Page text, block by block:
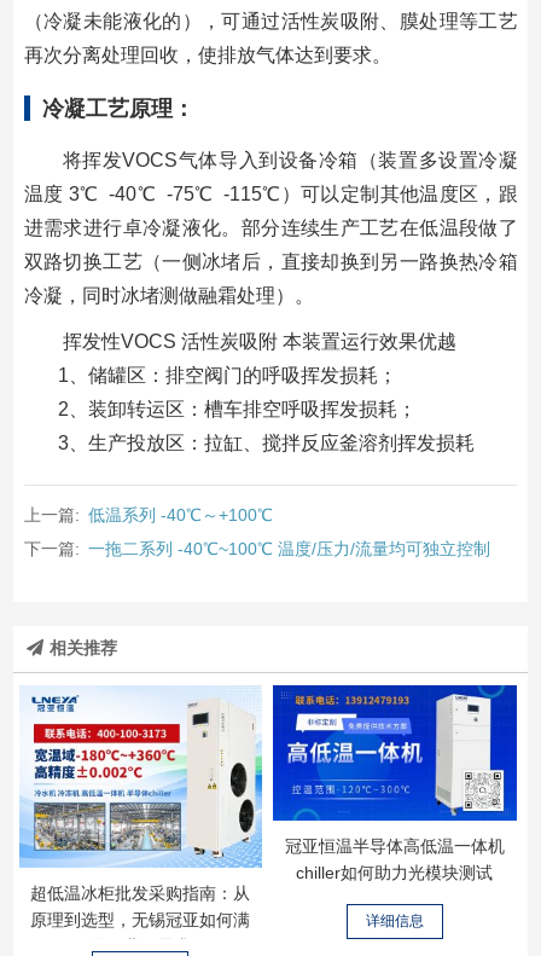
（冷凝未能液化的），可通过活性炭吸附、膜处理等工艺
再次分离处理回收，使排放气体达到要求。
冷凝工艺原理：
将挥发VOCS气体导入到设备冷箱（装置多设置冷凝
温度 3℃ -40℃ -75℃ -115℃）可以定制其他温度区，跟
进需求进行卓冷凝液化。部分连续生产工艺在低温段做了
双路切换工艺（一侧冰堵后，直接却换到另一路换热冷箱
冷凝，同时冰堵测做融霜处理）。
挥发性VOCS 活性炭吸附 本装置运行效果优越
1、储罐区：排空阀门的呼吸挥发损耗；
2、装卸转运区：槽车排空呼吸挥发损耗；
3、生产投放区：拉缸、搅拌反应釜溶剂挥发损耗
上一篇: 低温系列 -40℃～+100℃
下一篇: 一拖二系列 -40℃~100℃ 温度/压力/流量均可独立控制
相关推荐
超低温冰柜批发采购指南：从
原理到选型，无锡冠亚如何满
冠亚恒温半导体高低温一体机
chiller如何助力光模块测试
详细信息